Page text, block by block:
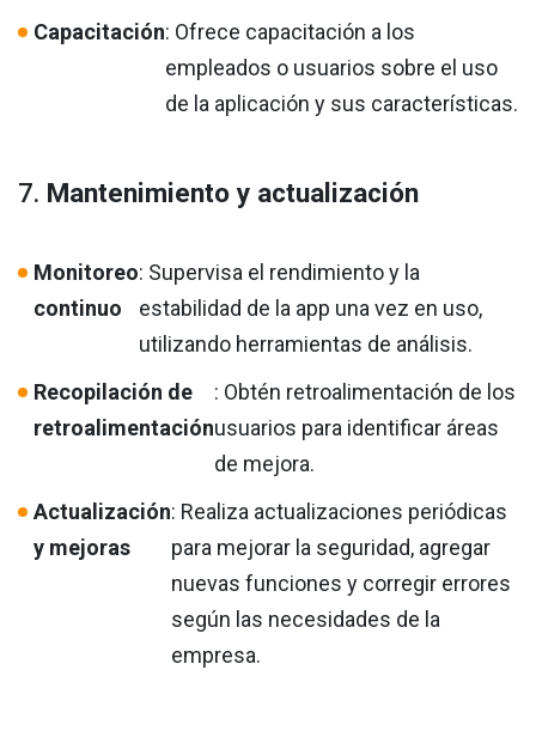
Capacitación: Ofrece capacitación a los
empleados o usuarios sobre el uso
de la aplicación y sus características.
7. Mantenimiento y actualización
Monitoreo
continuo
: Supervisa el rendimiento y la
estabilidad de la app una vez en uso,
utilizando herramientas de análisis.
Recopilación de
retroalimentación
: Obtén retroalimentación de los
usuarios para identificar áreas
de mejora.
Actualización
y mejoras
: Realiza actualizaciones periódicas
para mejorar la seguridad, agregar
nuevas funciones y corregir errores
según las necesidades de la
empresa.